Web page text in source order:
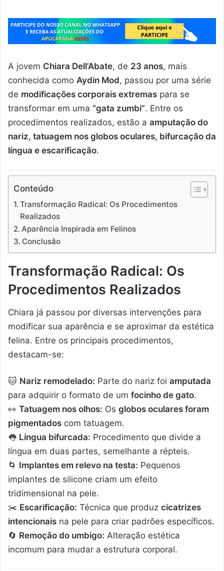
A jovem Chiara Dell’Abate, de 23 anos, mais
conhecida como Aydin Mod, passou por uma série
de modificações corporais extremas para se
transformar em uma “gata zumbi”. Entre os
procedimentos realizados, estão a amputação do
nariz, tatuagem nos globos oculares, bifurcação da
língua e escarificação.
Conteúdo
Transformação Radical: Os Procedimentos
Realizados
Aparência Inspirada em Felinos
Conclusão
Transformação Radical: Os
Procedimentos Realizados
Chiara já passou por diversas intervenções para
modificar sua aparência e se aproximar da estética
felina. Entre os principais procedimentos,
destacam-se:
🐱 Nariz remodelado: Parte do nariz foi amputada
para adquirir o formato de um focinho de gato.
👀 Tatuagem nos olhos: Os globos oculares foram
pigmentados com tatuagem.
👅 Língua bifurcada: Procedimento que divide a
língua em duas partes, semelhante a répteis.
🌀 Implantes em relevo na testa: Pequenos
implantes de silicone criam um efeito
tridimensional na pele.
✂️ Escarificação: Técnica que produz cicatrizes
intencionais na pele para criar padrões específicos.
🔄 Remoção do umbigo: Alteração estética
incomum para mudar a estrutura corporal.